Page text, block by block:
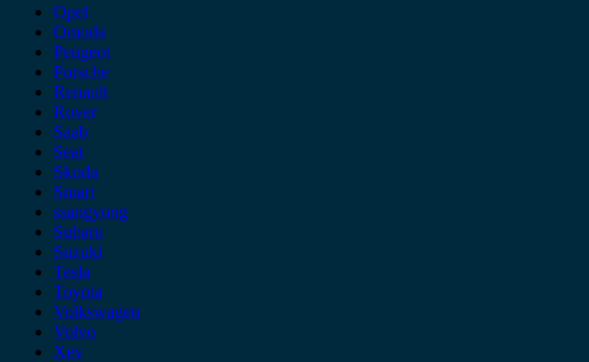
Opel
Omoda
Peugeot
Porsche
Renault
Rover
Saab
Seat
Skoda
Smart
ssangyong
Subaru
Suzuki
Tesla
Toyota
Volkswagen
Volvo
Xev